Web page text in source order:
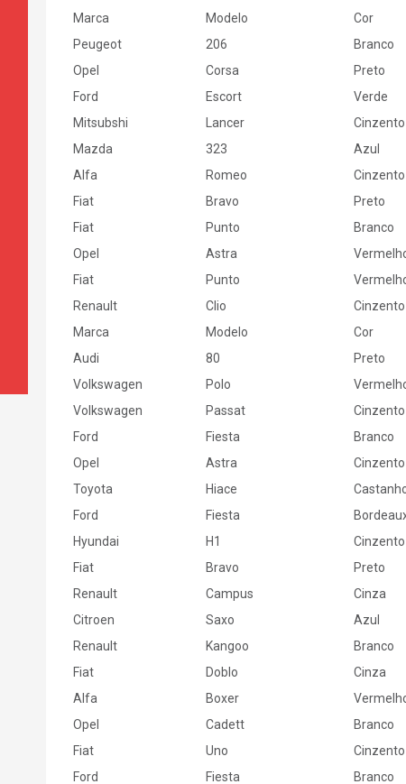
Marca
Modelo Cor
Peugeot
206 Branco
Opel
Corsa Preto
Ford
Escort Verde
Mitsubshi
Lancer Cinzento
Mazda
323 Azul
Alfa
Romeo Cinzento
Fiat
Bravo Preto
Fiat
Punto Branco
Opel
Astra
Fiat
Punto
Renault
Clio Cinzento
Marca
Modelo Cor
Audi
80 Preto
Volkswagen
Polo
Volkswagen
Passat Cinzento
Ford
Fiesta Branco
Opel
Astra Cinzento
Toyota
Hiace
Ford
Fiesta
Hyundai
H1 Cinzento
Fiat
Bravo Preto
Renault
Campus Cinza
Citroen
Saxo Azul
Renault
Kangoo Branco
Fiat
Doblo Cinza
Alfa
Boxer
Opel
Cadett Branco
Fiat
Uno Cinzento
Ford
Fiesta Branco